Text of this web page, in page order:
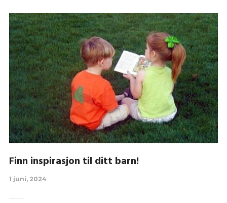
Finn inspirasjon til ditt barn!
1 juni, 2024